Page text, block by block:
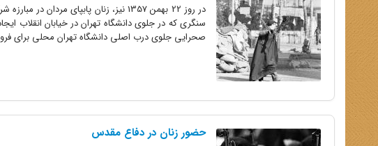
در روز 22 بهمن 1357 نیز، زنان پابپای
سنگری که در جلوی دانشگاه تهران در خیابان انقلاب
صحرایی جلوی درب اصلی دانشگاه تهران محلی برای
حضور زنان در دفاع مقدس